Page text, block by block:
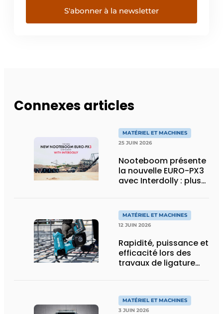
S'abonner à la newsletter
Connexes articles
MATÉRIEL ET MACHINES
25 JUIN 2026
Nooteboom présente
la nouvelle EURO-PX3
avec Interdolly : plus
transport spécial
MATÉRIEL ET MACHINES
12 JUIN 2026
Rapidité, puissance et
efficacité lors des
travaux de ligature
MATÉRIEL ET MACHINES
3 JUIN 2026